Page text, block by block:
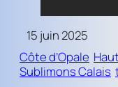
15 juin 2025
Côte d’Opale
Sublimons Calais